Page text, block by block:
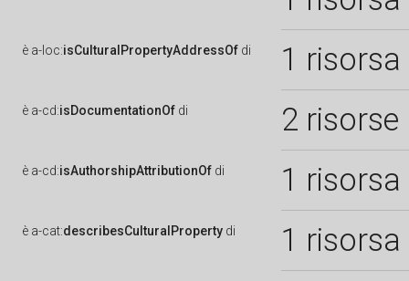
è a-loc:isCulturalPropertyAddressOf di 1 risorsa
è a-cd:isDocumentationOf di 2 risorse
è a-cd:isAuthorshipAttributionOf di 1 risorsa
è a-cat:describesCulturalProperty di 1 risorsa